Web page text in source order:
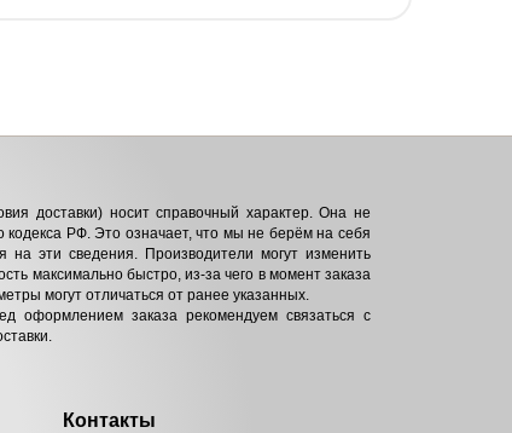
доставки) носит справочный характер. Она не
кодекса РФ. Это означает, что мы не берём на себя
на эти сведения. Производители могут изменить
максимально быстро, из-за чего в момент заказа
могут отличаться от ранее указанных.
оформлением заказа рекомендуем связаться с
Контакты